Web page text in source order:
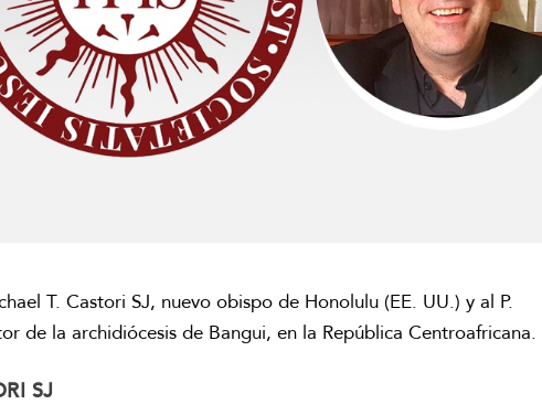
T. Castori SJ, nuevo obispo de Honolulu (EE. UU.) y al P.
de la archidiócesis de Bangui, en la República Centroafricana.
SJ